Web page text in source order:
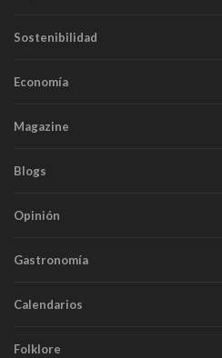
Sostenibilidad
Economía
Magazine
Blogs
Opinión
Gastronomía
Calendarios
Folklore